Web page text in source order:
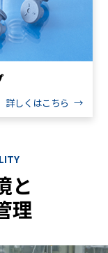
詳しくはこちら
と
理